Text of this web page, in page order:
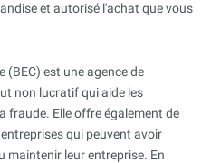
et autorisé l'achat que vous
(BEC) est une agence de
non lucratif qui aide les
fraude. Elle offre également de
qui peuvent avoir
maintenir leur entreprise. En